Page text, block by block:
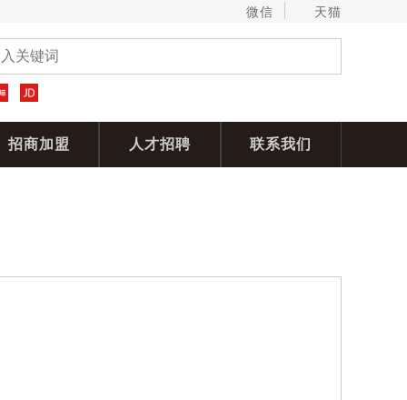
微信 天猫
招商加盟 人才招聘 联系我们